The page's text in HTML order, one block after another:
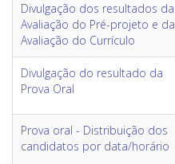
Divulgação dos resultados da
Avaliação do Pré-projeto e da
Avaliação do Currículo
Divulgação do resultado da
Prova Oral
Prova oral - Distribuição dos
candidatos por data/horário